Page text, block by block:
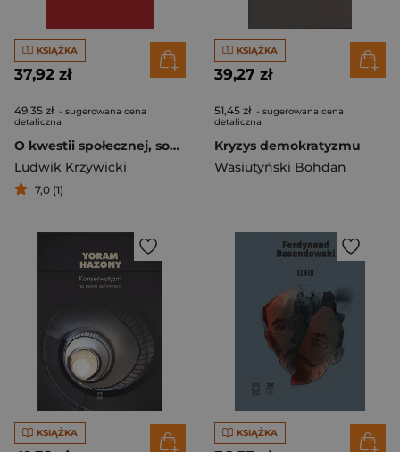
KSIĄŻKA
37,92 zł
49,35 zł - sugerowana cena
detaliczna
O kwestii społecznej, socjalizmie i złudzeniach demokratycznych
Ludwik Krzywicki
7,0 (1)
KSIĄŻKA
39,27 zł
51,45 zł - sugerowana cena
detaliczna
Kryzys demokratyzmu
Wasiutyński Bohdan
KSIĄŻKA KSIĄŻKA